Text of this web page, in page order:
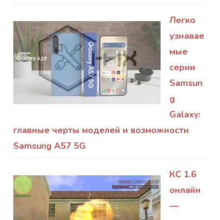
Легко
узнавае
мые
серии
Samsun
g
Galaxy:
главные черты моделей и возможности
Samsung A57 5G
КС 1.6
онлайн
—